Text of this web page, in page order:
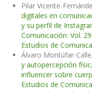
Pilar Vicente-
digitales en
y su perfil de
Comunicación: Vol.
Estudios de
Álvaro Montúfar-
y autopercepción
influencer sobre
Estudios de